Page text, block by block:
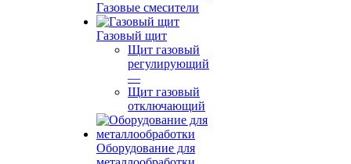
Газовые смесители
Газовый щит
Щит газовый
регулирующий
—
Щит газовый
отключающий
Оборудование для